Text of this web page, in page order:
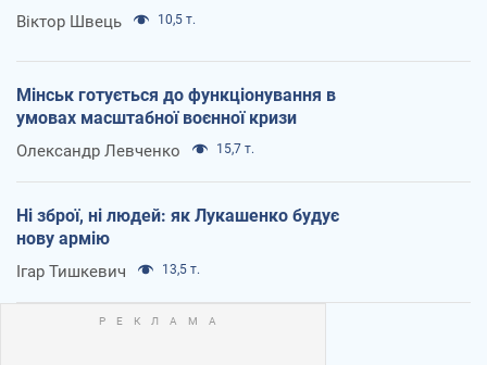
Віктор Швець 10,5 т.
Мінськ готується до функціонування в
умовах масштабної воєнної кризи
Олександр Левченко 15,7 т.
Ні зброї, ні людей: як Лукашенко будує
нову армію
Ігар Тишкевич 13,5 т.